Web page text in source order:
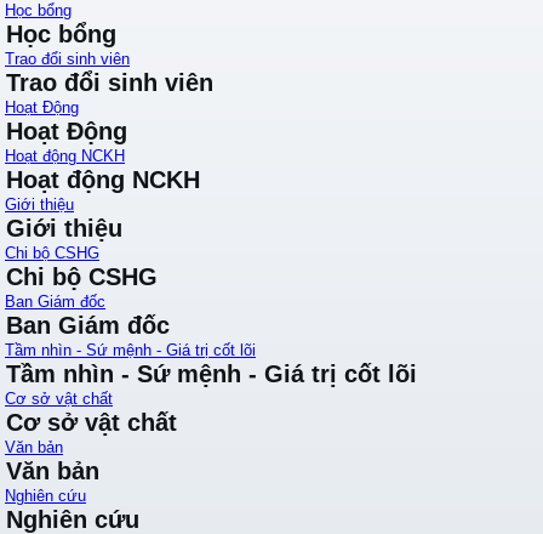
Học bổng
Học bổng
Trao đổi sinh viên
Trao đổi sinh viên
Hoạt Động
Hoạt Động
Hoạt động NCKH
Hoạt động NCKH
Giới thiệu
Giới thiệu
Chi bộ CSHG
Chi bộ CSHG
Ban Giám đốc
Ban Giám đốc
Tầm nhìn - Sứ mệnh - Giá trị cốt lõi
Tầm nhìn - Sứ mệnh - Giá trị cốt lõi
Cơ sở vật chất
Cơ sở vật chất
Văn bản
Văn bản
Nghiên cứu
Nghiên cứu